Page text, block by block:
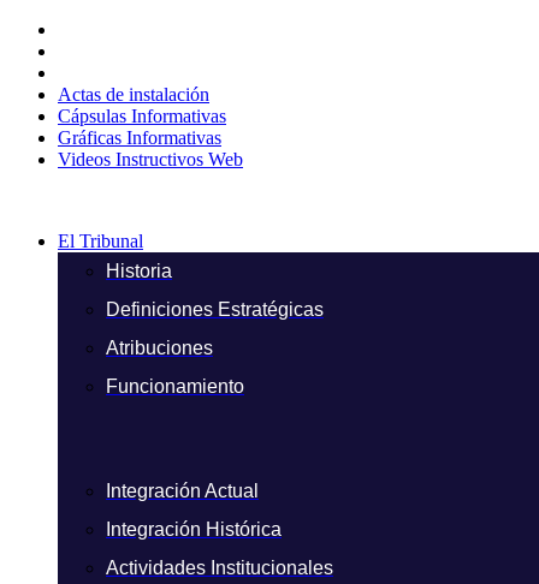
contenido
Actas de instalación
Cápsulas Informativas
Gráficas Informativas
Videos Instructivos Web
El Tribunal
Historia
Definiciones Estratégicas
Atribuciones
Funcionamiento
Integración Actual
Integración Histórica
Actividades Institucionales